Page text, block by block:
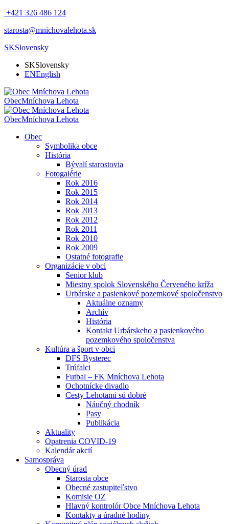
+421 326 486 124
starosta@mnichovalehota.sk
SKSlovensky
SKSlovensky
ENEnglish
ObecMníchova Lehota
ObecMníchova Lehota
Obec
Symbolika obce
História
Bývalí starostovia
Fotogalérie
Rok 2016
Rok 2015
Rok 2014
Rok 2013
Rok 2012
Rok 2011
Rok 2010
Rok 2009
Ostatné fotografie
Organizácie v obci
Senior klub
Miestny spolok Slovenského Červeného kríža
Urbárske a pasienkové pozemkové spoločenstvo
Aktuálne oznamy
Archív
História
Kontakt Urbárskeho a pasienkového
pozemkového spoločenstva
Kultúra a šport v obci
DFS Bysterec
Trúfalci
Futbal – FK Mníchova Lehota
Ochotnícke divadlo
Cesty Lehotami sú dobré
Náučný chodník
Pasy
Publikácia
Aktuality
Opatrenia COVID-19
Kalendár akcií
Samospráva
Obecný úrad
Starosta obce
Obecné zastupiteľstvo
Komisie OZ
Hlavný kontrolór Obce Mníchova Lehota
Kontakty a úradné hodiny